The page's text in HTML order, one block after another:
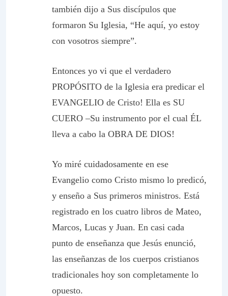
también dijo a Sus discípulos que
formaron Su Iglesia, “He aquí, yo estoy
con vosotros siempre”.
Entonces yo vi que el verdadero
PROPÓSITO de la Iglesia era predicar el
EVANGELIO de Cristo! Ella es SU
CUERO –Su instrumento por el cual ÉL
lleva a cabo la OBRA DE DIOS!
Yo miré cuidadosamente en ese
Evangelio como Cristo mismo lo predicó,
y enseño a Sus primeros ministros. Está
registrado en los cuatro libros de Mateo,
Marcos, Lucas y Juan. En casi cada
punto de enseñanza que Jesús enunció,
las enseñanzas de los cuerpos cristianos
tradicionales hoy son completamente lo
opuesto.